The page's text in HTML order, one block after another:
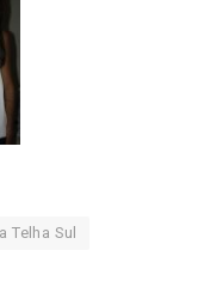
Telha Sul